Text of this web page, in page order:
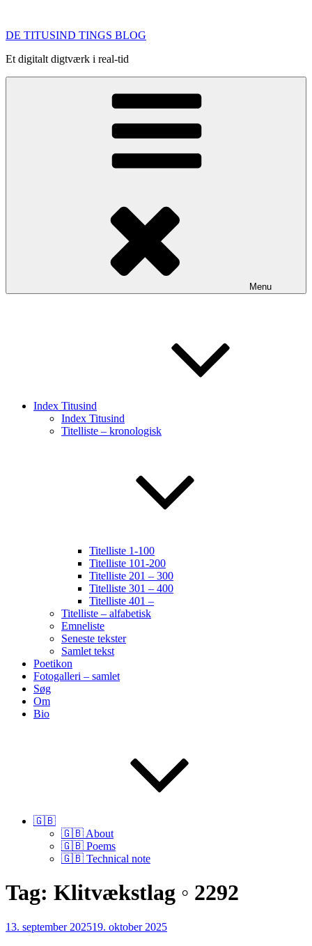
indhold
DE TITUSIND TINGS BLOG
Et digitalt digtværk i real-tid
Menu
Index Titusind
Index Titusind
Titelliste – kronologisk
Titelliste 1-100
Titelliste 101-200
Titelliste 201 – 300
Titelliste 301 – 400
Titelliste 401 –
Titelliste – alfabetisk
Emneliste
Seneste tekster
Samlet tekst
Poetikon
Fotogalleri – samlet
Søg
Om
Bio
🇬🇧
🇬🇧 About
🇬🇧 Poems
🇬🇧 Technical note
Tag: Klitvækstlag ◦ 2292
Udgivet
13. september 202519. oktober 2025